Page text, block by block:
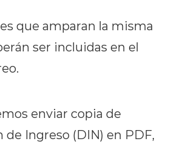
que amparan la misma
ser incluidas en el
enviar copia de
de Ingreso (DIN) en PDF,